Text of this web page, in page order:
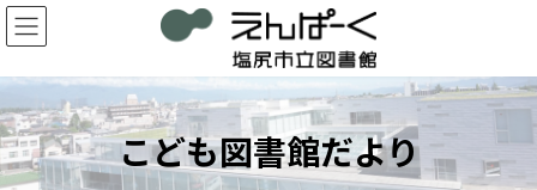
コ
ン
ン
ツ
へ
ス
キ
ナ
ビ
ー
シ
ョ
ン
に
こども図書館だより